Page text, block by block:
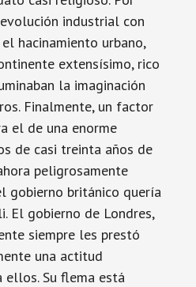
industrial con
hacinamiento urbano,
extensísimo, rico
la imaginación
Finalmente, un factor
el de una enorme
de casi treinta años de
peligrosamente
gobierno británico quería
El gobierno de Londres,
siempre les prestó
una actitud
Su flema está